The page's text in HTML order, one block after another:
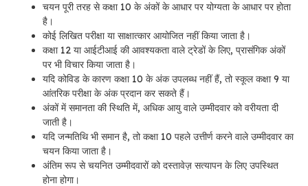
चयन पूरी तरह से कक्षा 10 के अंकों के आधार पर योग्यता के आधार पर होता
है।
कोई लिखित परीक्षा या साक्षात्कार आयोजित नहीं किया जाता है।
कक्षा 12 या आईटीआई की आवश्यकता वाले ट्रेडों के लिए, प्रासंगिक अंकों
पर भी विचार किया जाता है।
यदि कोविड के कारण कक्षा 10 के अंक उपलब्ध नहीं हैं, तो स्कूल कक्षा 9 या
आंतरिक परीक्षा के अंक प्रदान कर सकते हैं।
अंकों में समानता की स्थिति में, अधिक आयु वाले उम्मीदवार को वरीयता दी
जाती है।
यदि जन्मतिथि भी समान है, तो कक्षा 10 पहले उत्तीर्ण करने वाले उम्मीदवार का
चयन किया जाता है।
अंतिम रूप से चयनित उम्मीदवारों को दस्तावेज़ सत्यापन के लिए उपस्थित
होना होगा।